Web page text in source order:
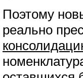
Поэтому
реально